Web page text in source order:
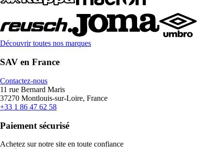
Découvrir toutes nos marques
SAV en France
Contactez-nous
11 rue Bernard Maris
37270 Montlouis-sur-Loire, France
+33 1 86 47 62 58
Paiement sécurisé
Achetez sur notre site en toute confiance